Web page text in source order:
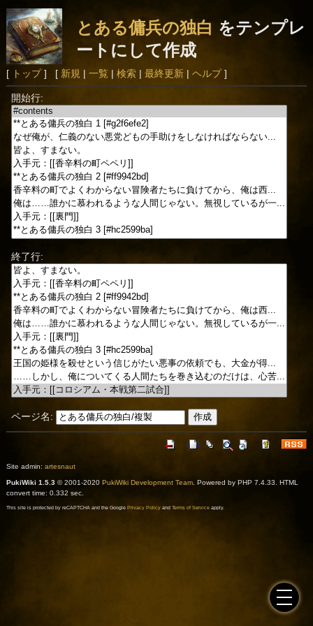
とある傭兵の独白 をテンプレ
ートにして作成
[ トップ] [ 新規 | 一覧 | 検索| 最終更新| ヘルプ]
開始行:
終了行:
ページ名:
Site admin: artesnaut
PukiWiki 1.5.3© 2001-2020 PukiWiki Development Team. Powered by PHP 7.4.33. HTML
convert time: 0.332 sec.
This site is protected by reCAPTCHA and the Google Privacy Policyand Terms of Serviceapply.